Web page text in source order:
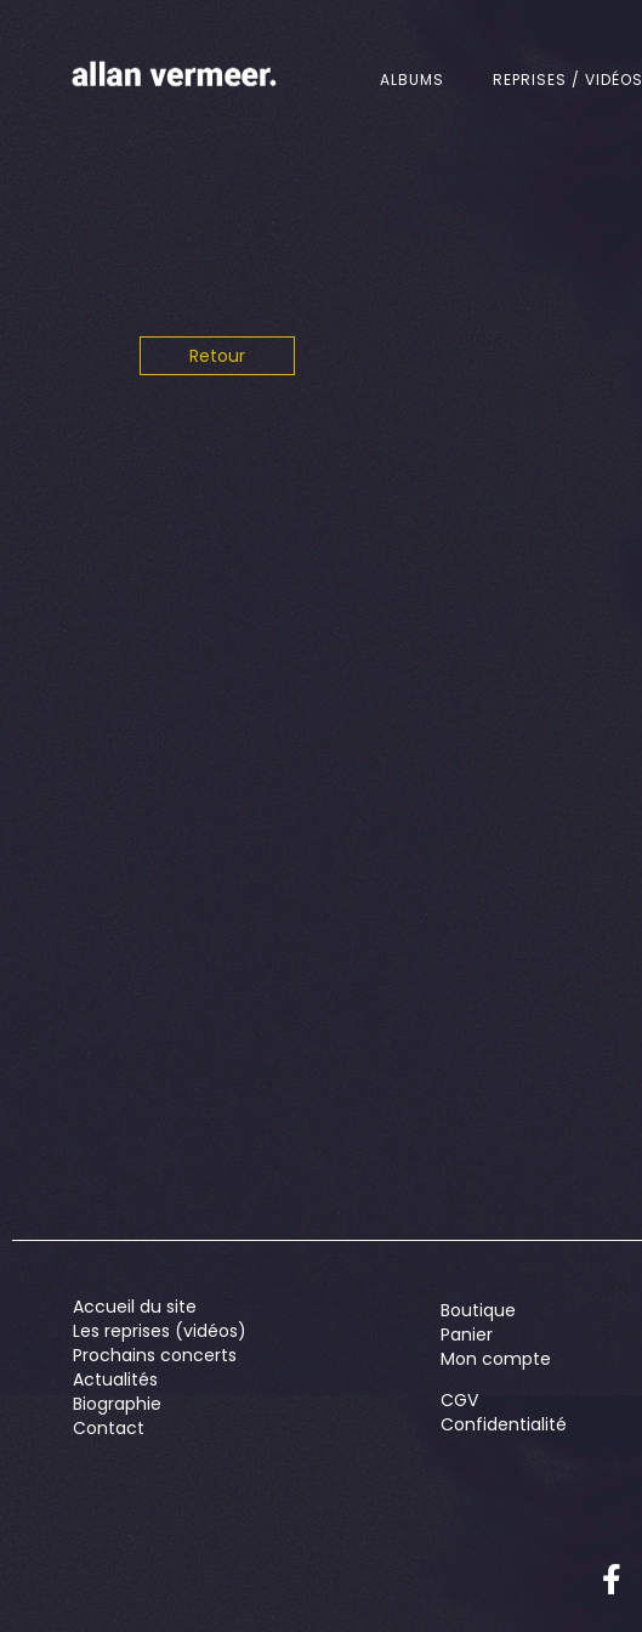
ALBUMS REPRISES / VIDÉOS
Retour
Accueil du site
Les reprises (vidéos)
Prochains concerts
Actualités
Biographie
Contact
Boutique
Panier
Mon compte
CGV
Confidentialité